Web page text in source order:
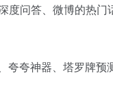
度问答、微博的热门
夸夸神器、塔罗牌预